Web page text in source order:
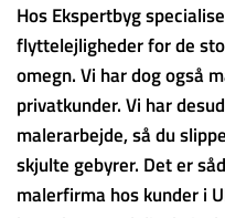
Hos Ekspertbyg
flyttelejligheder for de
omegn. Vi har dog også
privatkunder. Vi har
malerarbejde, så du
skjulte gebyrer. Det er
malerfirma hos kunder i